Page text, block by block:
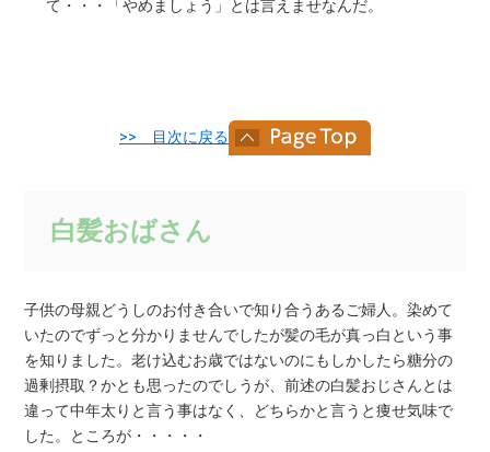
て・・・「やめましょう」とは言えませなんだ。
>> 目次に戻る
白髪おばさん
子供の母親どうしのお付き合いで知り合うあるご婦人。染めて
いたのでずっと分かりませんでしたが髪の毛が真っ白という事
を知りました。老け込むお歳ではないのにもしかしたら糖分の
過剰摂取？かとも思ったのでしうが、前述の白髪おじさんとは
違って中年太りと言う事はなく、どちらかと言うと痩せ気味で
した。ところが・・・・・